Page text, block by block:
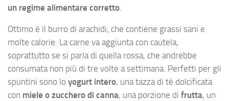
un regime alimentare corretto
Ottimo è il burro di arachidi, che contiene grassi sani e
molte calorie. La carne va aggiunta con cautela,
soprattutto se si parla di quella rossa, che andrebbe
consumata non più di tre volte a settimana. Perfetti per gli
spuntini sono lo yogurt intero, una tazza di tè dolcificata
con miele o zucchero di canna, una porzione di frutta, un